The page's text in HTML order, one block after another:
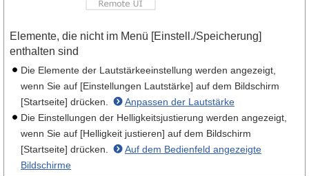
Elemente, die nicht im Menü [Einstell./Speicherung]
enthalten sind
Die Elemente der Lautstärkeeinstellung werden angezeigt,
wenn Sie auf [Einstellungen Lautstärke] auf dem Bildschirm
[Startseite] drücken.
Anpassen der Lautstärke
Die Einstellungen der Helligkeitsjustierung werden angezeigt,
wenn Sie auf [Helligkeit justieren] auf dem Bildschirm
[Startseite] drücken.
Auf dem Bedienfeld angezeigte
Bildschirme